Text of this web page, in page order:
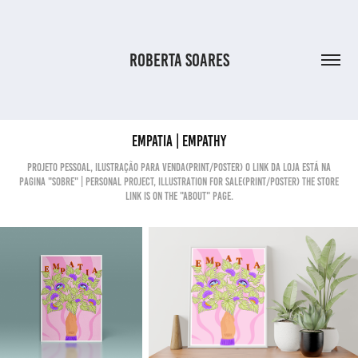
ROBERTA SOARES
Empatia | Empathy
Projeto Pessoal, ilustração para venda(Print/poster) O link da loja está na
pagina "Sobre" | Personal Project, illustration for sale(Print/poster) The store
link is on the "About" page.